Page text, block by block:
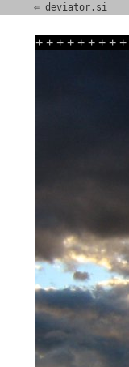
⇐ deviator.si
+ + + + + + + + +